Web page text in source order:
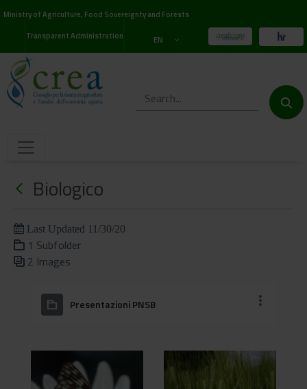
Ministry of Agriculture, Food Sovereignty and Forests
Transparent Administration
EN
Biologico
Last Updated 11/30/20
1 Subfolder
2 Images
Presentazioni PNSB